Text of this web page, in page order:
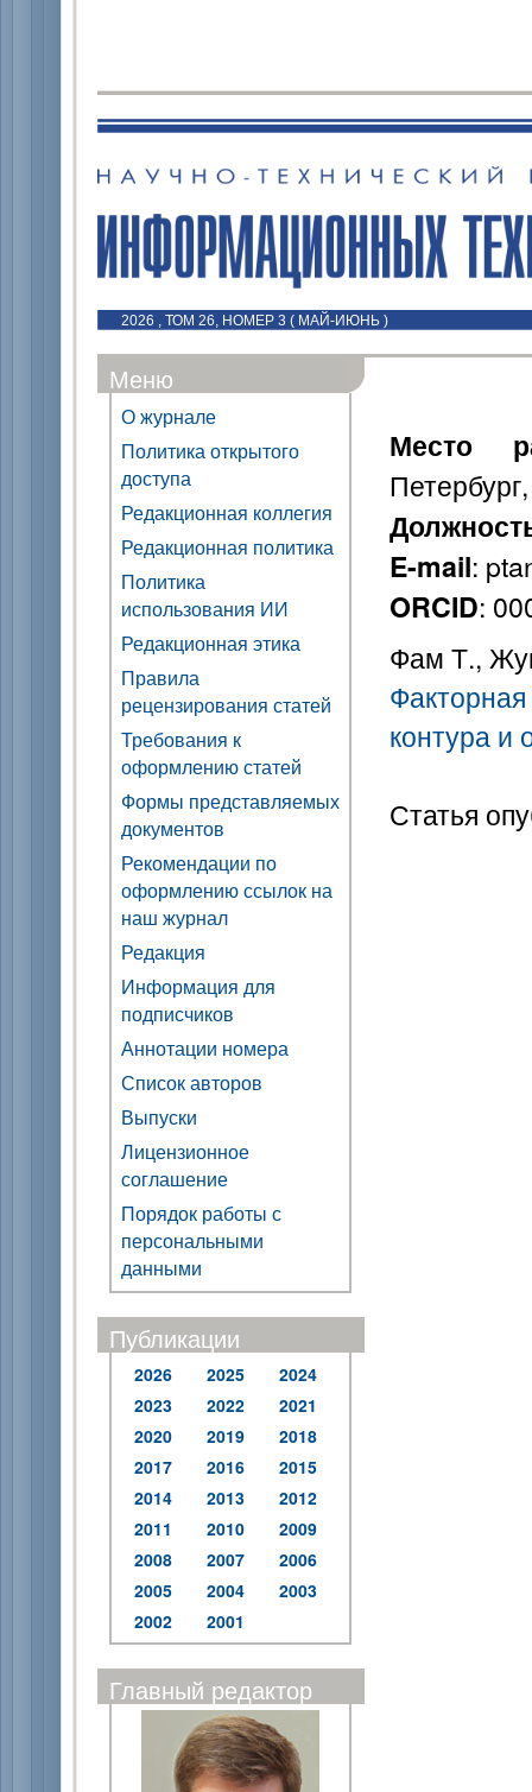
2026 , ТОМ 26, НОМЕР 3 ( МАЙ-ИЮНЬ )
Меню
О журнале
Политика открытого
доступа
Редакционная коллегия
Редакционная политика
Политика
использования ИИ
Редакционная этика
Правила
рецензирования статей
Требования к
оформлению статей
Формы представляемых
документов
Рекомендации по
оформлению ссылок на
наш журнал
Редакция
Информация для
подписчиков
Аннотации номера
Список авторов
Выпуски
Лицензионное
соглашение
Порядок работы с
персональными
данными
Публикации
2026 2025
2024
2023
2022
2021
2020
2019
2018
2017
2016
2015
2014
2013
2012
2011
2010
2009
2008
2007
2006
2005
2004
2003
2002
2001
Главный редактор
Место
E-mail:
ORCID:
Фам Т.,
контура и
Статья